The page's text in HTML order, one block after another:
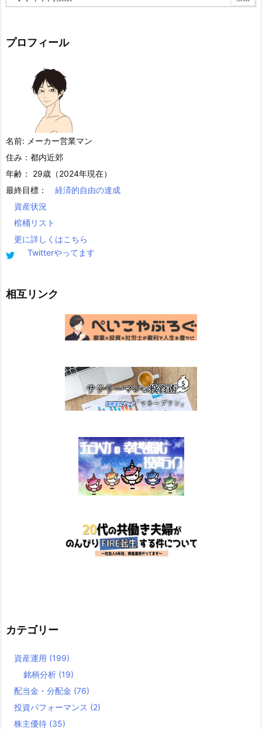
プロフィール
名前: メーカー営業マン
住み：都内近郊
年齢： 29歳（2024年現在）
最終目標：
経済的自由の達成
資産状況
棺桶リスト
更に詳しくはこちら
Twitterやってます
相互リンク
カテゴリー
資産運用 (199)
銘柄分析 (19)
配当金・分配金 (76)
投資パフォーマンス (2)
株主優待 (35)